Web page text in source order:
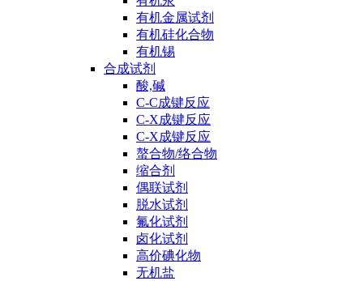
有机金属试剂
有机硅化合物
有机锡
合成试剂
酸,碱
C-C成键反应
C-X成键反应
C-X成键反应
螯合物/络合物
缩合剂
偶联试剂
脱水试剂
氟化试剂
卤化试剂
高价碘化物
无机盐